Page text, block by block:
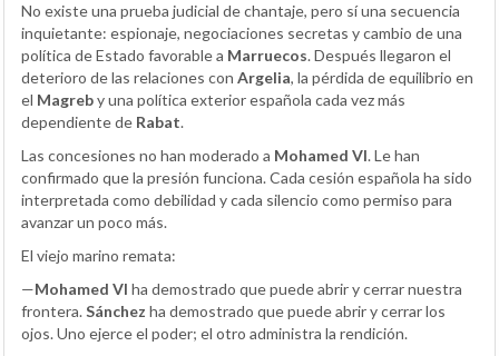
No existe una prueba judicial de chantaje, pero sí una secuencia
inquietante: espionaje, negociaciones secretas y cambio de una
política de Estado favorable a Marruecos. Después llegaron el
deterioro de las relaciones con Argelia, la pérdida de equilibrio en
el Magreby una política exterior española cada vez más
dependiente de Rabat.
Las concesiones no han moderado a Mohamed VI. Le han
confirmado que la presión funciona. Cada cesión española ha sido
interpretada como debilidad y cada silencio como permiso para
avanzar un poco más.
El viejo marino remata:
—Mohamed VI ha demostrado que puede abrir y cerrar nuestra
frontera.Sánchez ha demostrado que puede abrir y cerrar los
ojos. Uno ejerce el poder; el otro administra la rendición.